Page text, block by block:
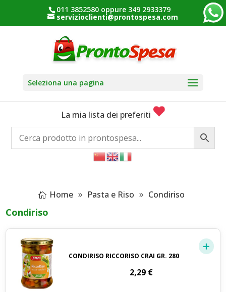
011 3852580 oppure 349 2933379
servizioclienti@prontospesa.com
Seleziona una pagina
La mia lista dei preferiti
Home Pasta e Riso Condiriso
Condiriso
CONDIRISO RICCORISO CRAI GR. 280
2,29 €